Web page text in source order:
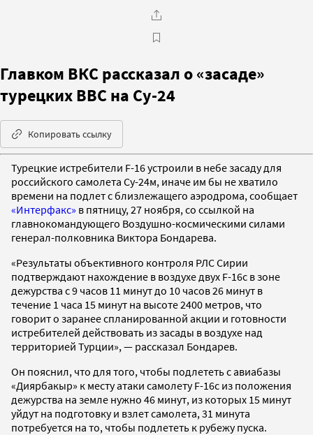
Главком ВКС рассказал о «засаде»
турецких ВВС на Су-24
Копировать ссылку
Турецкие истребители F-16 устроили в небе засаду для
российского самолета Су-24м, иначе им бы не хватило
времени на подлет с близлежащего аэродрома, сообщает
«Интерфакс» в пятницу, 27 ноября, со ссылкой на
главнокомандующего Воздушно-космическими силами
генерал-полковника Виктора Бондарева.
«Результаты объективного контроля РЛС Сирии
подтверждают нахождение в воздухе двух F-16c в зоне
дежурства с 9 часов 11 минут до 10 часов 26 минут в
течение 1 часа 15 минут на высоте 2400 метров, что
говорит о заранее спланированной акции и готовности
истребителей действовать из засады в воздухе над
территорией Турции», — рассказал Бондарев.
Он пояснил, что для того, чтобы подлететь с авиабазы
«Диярбакыр» к месту атаки самолету F-16c из положения
дежурства на земле нужно 46 минут, из которых 15 минут
уйдут на подготовку и взлет самолета, 31 минута
потребуется на то, чтобы подлететь к рубежу пуска.